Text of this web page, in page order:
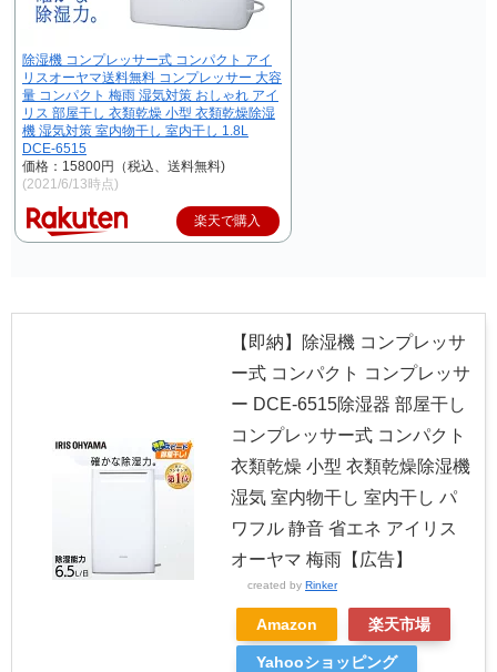
除湿機 コンプレッサー式 コンパクト アイ
リスオーヤマ送料無料 コンプレッサー 大容
量 コンパクト 梅雨 湿気対策 おしゃれ アイ
リス 部屋干し 衣類乾燥 小型 衣類乾燥除湿
機 湿気対策 室内物干し 室内干し 1.8L
DCE-6515
価格：15800円（税込、送料無料)
(2021/6/13時点)
楽天で購入
【即納】除湿機 コンプレッサ
ー式 コンパクト コンプレッサ
ー DCE-6515除湿器 部屋干し
コンプレッサー式 コンパクト
衣類乾燥 小型 衣類乾燥除湿機
湿気 室内物干し 室内干し パ
ワフル 静音 省エネ アイリス
オーヤマ 梅雨【広告】
created by Rinker
Amazon 楽天市場
Yahooショッピング